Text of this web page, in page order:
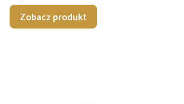
Zobacz produkt